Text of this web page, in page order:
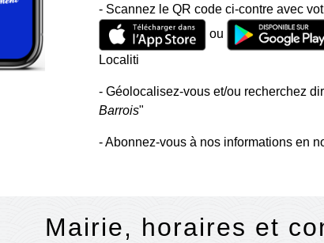
- Scannez le QR code ci-contre avec
ou
Localiti
- Géolocalisez-vous et/ou recherchez
Barrois"
- Abonnez-vous à nos informations en
Mairie, horaires et